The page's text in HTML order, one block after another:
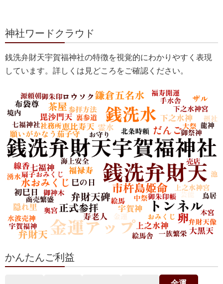
神社ワードクラウド
銭洗弁財天宇賀福神社の特徴を視覚的にわかりやすく表現
しています。詳しくは見どころをご確認ください。
かんたんご利益